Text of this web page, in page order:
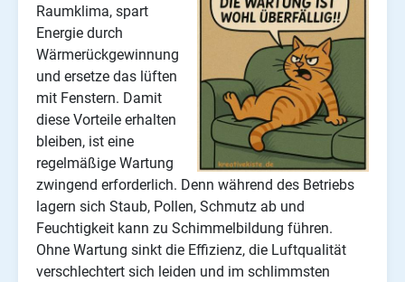
Raumklima, spart
Energie durch
Wärmerückgewinnung
und ersetze das lüften
mit Fenstern. Damit
diese Vorteile erhalten
bleiben, ist eine
regelmäßige Wartung
zwingend erforderlich. Denn während des Betriebs
lagern sich Staub, Pollen, Schmutz ab und
Feuchtigkeit kann zu Schimmelbildung führen.
Ohne Wartung sinkt die Effizienz, die Luftqualität
verschlechtert sich leiden und im schlimmsten